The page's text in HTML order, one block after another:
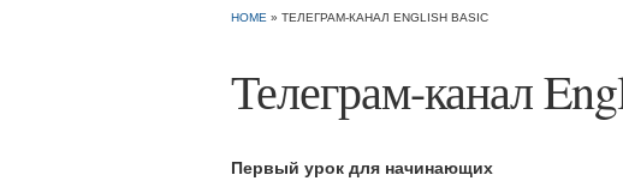
HOME » ТЕЛЕГРАМ-КАНАЛ ENGLISH BASIC
Телеграм-канал
Первый урок для начинающих